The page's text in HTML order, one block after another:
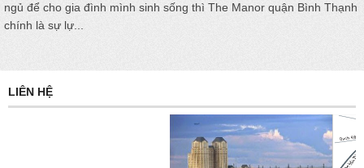
ngủ để cho gia đình mình sinh sống thì The Manor quận Bình Thạnh
chính là sự lự...
LIÊN HỆ